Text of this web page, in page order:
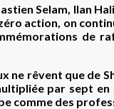
Selam, Ilan
action, on
de
ne rêvent que
par sept
comme des